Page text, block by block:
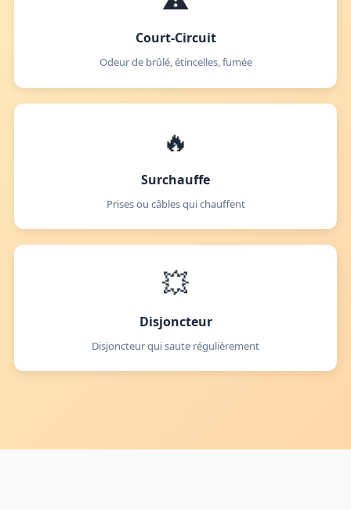
Court-Circuit
Odeur de brûlé, étincelles, fumée
🔥
Surchauffe
Prises ou câbles qui chauffent
💥
Disjoncteur
Disjoncteur qui saute régulièrement